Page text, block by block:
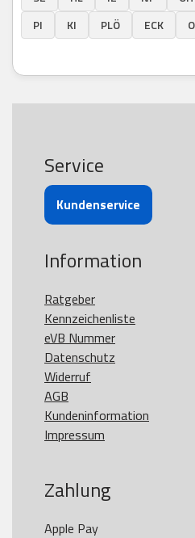
PI
KI PLÖ ECK
Service
Kundenservice
Information
Ratgeber
Kennzeichenliste
eVB Nummer
Datenschutz
Widerruf
AGB
Kundeninformation
Impressum
Zahlung
Apple Pay